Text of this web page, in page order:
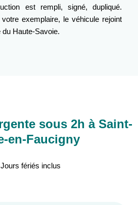
est rempli, signé, dupliqué.
exemplaire, le véhicule rejoint
du Haute-Savoie.
sous 2h à Saint-
en-Faucigny
Jours fériés inclus